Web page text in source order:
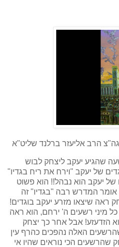
הרב אליעזר ברלנד שליט"א
שהגיע יעקב ליצחק לבוש
של יעקב "וירח את ריח בגדיו"
יעקב הוא נבהל!! הוא פשוט
אומר המדרש רבה "בגדיו" זה
ראה שיצאו מזרע יעקב בוגדים!
מיני רשעים ה' ירחם, הוא ראה
הזדעזע! אבל אחר כך יצחק
האלה נהפכים כהרף עין
שהרשעים הכי נוראים שהיו אי